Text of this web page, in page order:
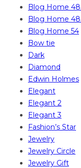
Blog Home
Blog Home
Blog Home 54
Bow tie
Dark
Diamond
Edwin Holmes
Elegant
Elegant 2
Elegant 3
Fashion’s Star
Jewelry
Jewelry Circle
Jewelry Gift